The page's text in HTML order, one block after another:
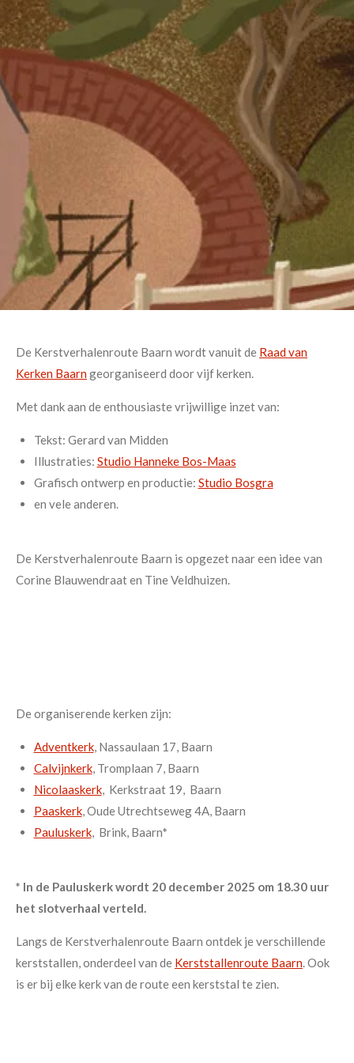
De Kerstverhalenroute Baarn wordt vanuit de Raad van
Kerken Baarngeorganiseerd door vijf kerken.
Met dank aan de enthousiaste vrijwillige inzet van:
Tekst: Gerard van Midden
Illustraties: Studio Hanneke Bos-Maas
Grafisch ontwerp en productie: Studio Bosgra
en vele anderen.
De Kerstverhalenroute Baarn is opgezet naar een idee van
Corine Blauwendraat en Tine Veldhuizen.
De organiserende kerken zijn:
Adventkerk, Nassaulaan 17, Baarn
Calvijnkerk, Tromplaan 7, Baarn
Nicolaaskerk, Kerkstraat 19, Baarn
Paaskerk,Oude Utrechtseweg 4A, Baarn
Pauluskerk, Brink, Baarn*
* In de Pauluskerk wordt 20 december 2025 om 18.30 uur
het slotverhaal verteld.
Langs de Kerstverhalenroute Baarn ontdek je verschillende
kerststallen, onderdeel van de Kerststallenroute Baarn. Ook
is er bij elke kerk van de route een kerststal te zien.